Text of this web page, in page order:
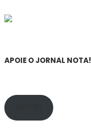
APOIE O JORNAL NOTA!